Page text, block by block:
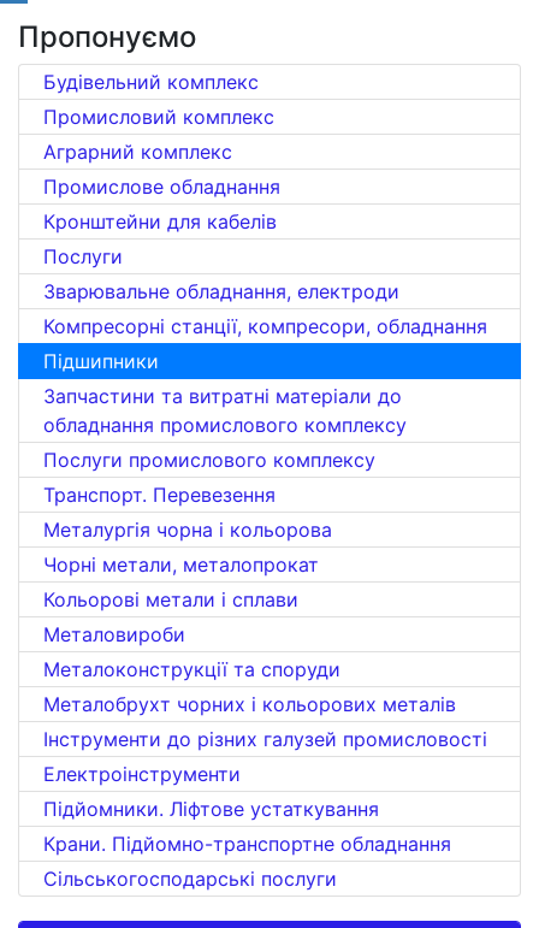
Пропонуємо
Будівельний комплекс
Промисловий комплекс
Аграрний комплекс
Промислове обладнання
Кронштейни для кабелів
Послуги
Зварювальне обладнання, електроди
Компресорні станції, компресори, обладнання
Підшипники
Запчастини та витратні матеріали до
обладнання промислового комплексу
Послуги промислового комплексу
Транспорт. Перевезення
Металургія чорна і кольорова
Чорні метали, металопрокат
Кольорові метали і сплави
Металовироби
Металоконструкції та споруди
Металобрухт чорних і кольорових металів
Інструменти до різних галузей промисловості
Електроінструменти
Підйомники. Ліфтове устаткування
Крани. Підйомно-транспортне обладнання
Сільськогосподарські послуги